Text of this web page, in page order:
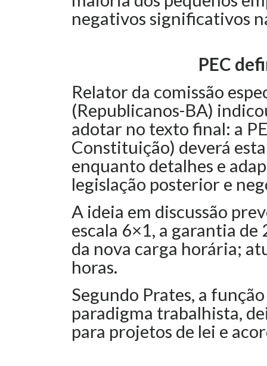
negativos significativos
PEC
Relator da comissão
(Republicanos-BA)
adotar no texto final: a
Constituição) deverá
enquanto detalhes e
legislação posterior e
A ideia em discussão
escala 6×1, a garantia de
da nova carga horária;
horas.
Segundo Prates, a
paradigma trabalhista,
para projetos de lei e